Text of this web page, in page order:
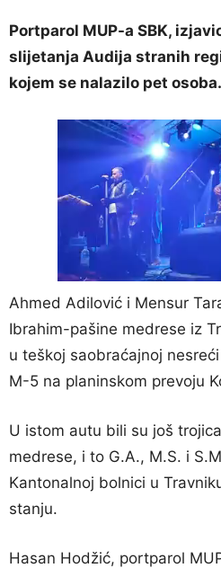
Portparol MUP-a SBK,
slijetanja Audija stranih
kojem se nalazilo pet osoba.
Ahmed Adilović i Mensur
Ibrahim-pašine medrese iz
u teškoj saobraćajnoj
M-5 na planinskom prevoju
U istom autu bili su još
medrese, i to G.A., M.S. i
Kantonalnoj bolnici u
stanju.
Hasan Hodžić, portparol